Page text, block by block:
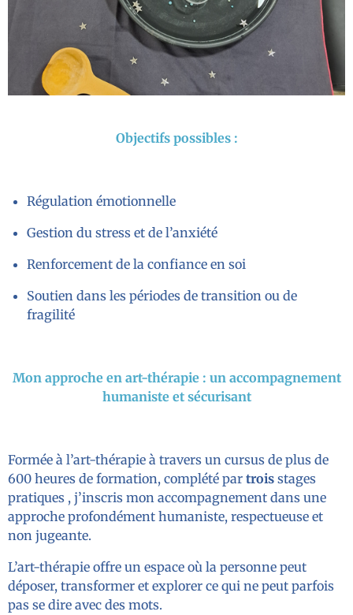
Objectifs possibles :
Régulation émotionnelle
Gestion du stress et de l’anxiété
Renforcement de la confiance en soi
Soutien dans les périodes de transition ou de
fragilité
Mon approche en art-thérapie : un accompagnement
humaniste et sécurisant
Formée à l’art-thérapie à travers un cursus de plus de
600 heures de formation, complété par trois stages
pratiques , j’inscris mon accompagnement dans une
approche profondément humaniste, respectueuse et
non jugeante.
L’art-thérapie offre un espace où la personne peut
déposer, transformer et explorer ce qui ne peut parfois
pas se dire avec des mots.